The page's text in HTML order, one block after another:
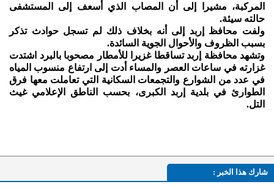
المركبة، مشيرا إلى أن المصاب الذي أُسعف إلى المستشفى
حالته سيئة.
ولفت محافظ إربد إلى أنه بخلاف ذلك لم تسجل حوادث تذكر
بسبب الظروف والأحوال الجوية السائدة.
وتشهد محافظة إربد تساقطا غزيرا للأمطار مصحوبا بالبرد اشتدت
غزارته في ساعات العصر والمساء أدت إلى ارتفاع منسوب المياه
في عدد من الشوارع والتجمعات السكانية التي تعاملت معها فرق
الطوارئ في بلدية إربد الكبرى، بحسب الناطق الإعلامي غيث
التل.
شارك هذا الخبر :